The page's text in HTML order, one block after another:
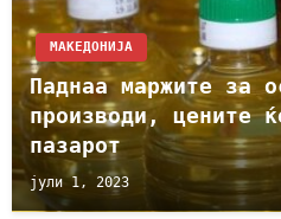
МАКЕДОНИЈА
Паднаа маржите за
производи, цените
пазарот
јули 1, 2023